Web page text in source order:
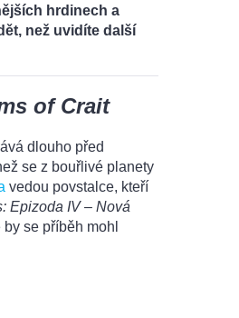
hrdinech a
než uvidíte další
of Crait
dlouho před
se z bouřlivé planety
vedou povstalce, kteří
Epizoda IV – Nová
se příběh mohl